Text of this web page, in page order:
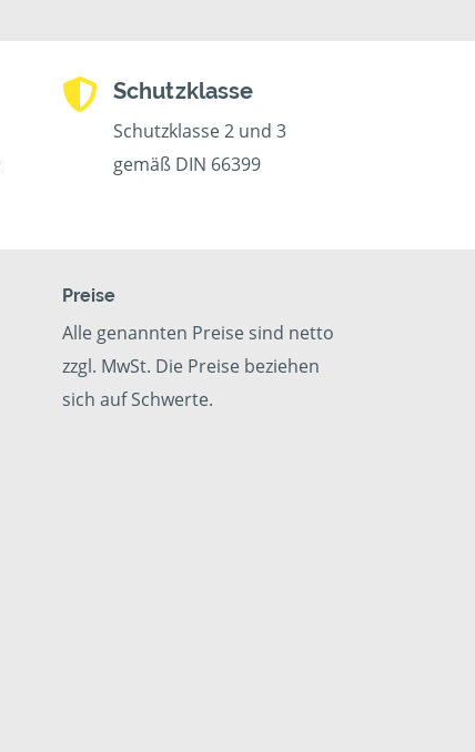
Schutzklasse
Schutzklasse 2 und 3
gemäß DIN 66399
Preise
Alle genannten Preise sind netto
zzgl. MwSt. Die Preise beziehen
sich auf Schwerte.